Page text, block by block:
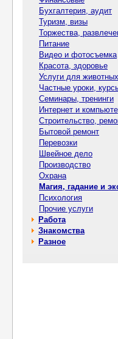
Бухгалтерия, аудит
Туризм, визы
Торжества,
Питание
Видео и фотосъемка
Красота, здоровье
Услуги для животных
Частные уроки,
Семинары, тренинги
Интернет и
Строительство,
Бытовой ремонт
Перевозки
Швейное дело
Производство
Охрана
Магия, гадание и
Психология
Прочие услуги
Работа
Знакомства
Разное